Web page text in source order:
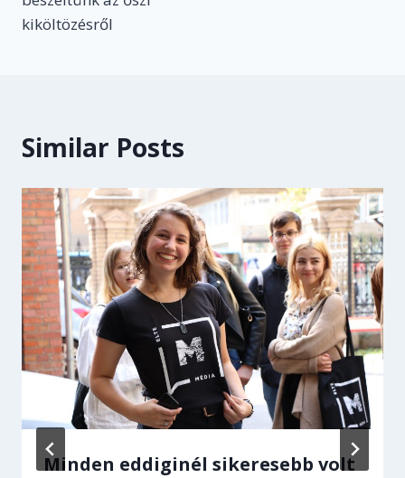
kiköltözésről
Similar Posts
Minden eddiginél sikeresebb volt